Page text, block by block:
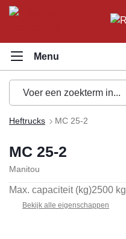
Heftrucks MC 25-2
MC 25-2
Manitou
Max. capaciteit (kg)2500 kg
Bekijk alle eigenschappen